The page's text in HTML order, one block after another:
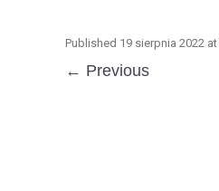
Published 19 sierpnia 2022 at
← Previous